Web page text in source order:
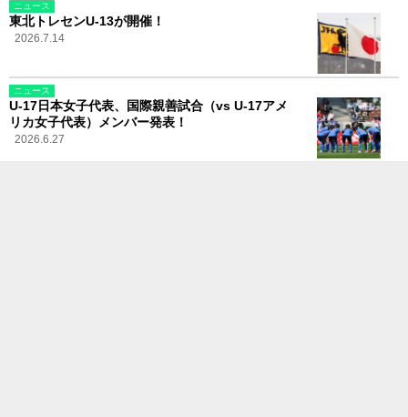
ニュース
東北トレセンU-13が開催！
2026.7.14
ニュース
U-17日本女子代表、国際親善試合（vs U-17アメ
リカ女子代表）メンバー発表！
2026.6.27